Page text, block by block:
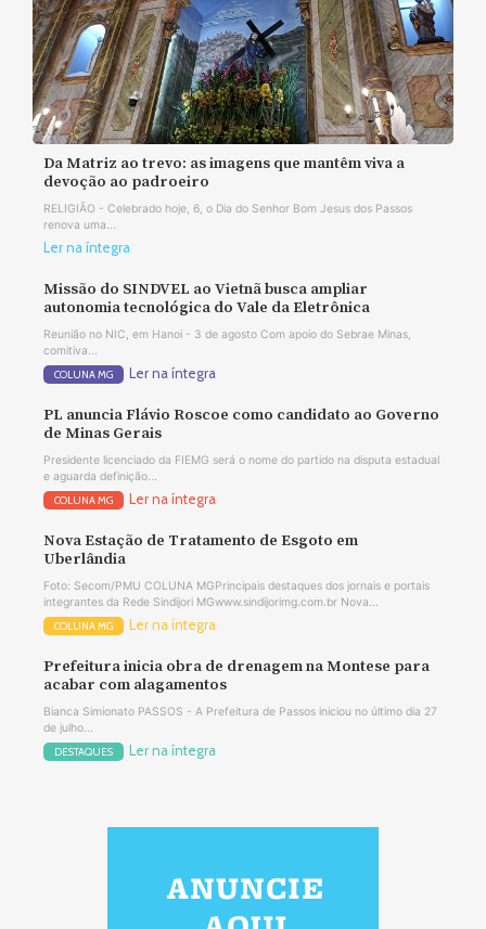
Da Matriz ao trevo: as imagens que mantêm viva a
devoção ao padroeiro
RELIGIÃO - Celebrado hoje, 6, o Dia do Senhor Bom Jesus dos Passos
renova uma...
Ler na íntegra
Missão do SINDVEL ao Vietnã busca ampliar
autonomia tecnológica do Vale da Eletrônica
Reunião no NIC, em Hanoi - 3 de agosto Com apoio do Sebrae Minas,
comitiva...
COLUNA MG Ler na íntegra
PL anuncia Flávio Roscoe como candidato ao Governo
de Minas Gerais
Presidente licenciado da FIEMG será o nome do partido na disputa estadual
e aguarda definição...
COLUNA MG Ler na íntegra
Nova Estação de Tratamento de Esgoto em
Uberlândia
Foto: Secom/PMU COLUNA MGPrincipais destaques dos jornais e portais
integrantes da Rede Sindijori MGwww.sindijorimg.com.br Nova...
COLUNA MG Ler na íntegra
Prefeitura inicia obra de drenagem na Montese para
acabar com alagamentos
Bianca Simionato PASSOS - A Prefeitura de Passos iniciou no último dia 27
de julho...
DESTAQUES Ler na íntegra